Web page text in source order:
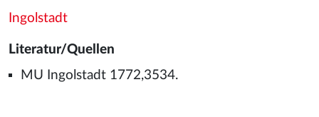
Ingolstadt
Literatur/Quellen
MU Ingolstadt 1772,3534.